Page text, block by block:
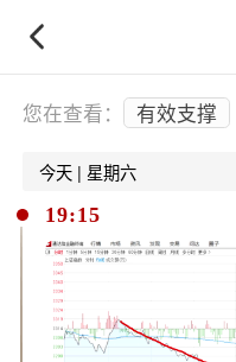
您在查看： 有效支撑
今天 | 星期六
19:15